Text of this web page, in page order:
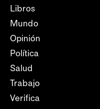
Libros
Mundo
Opinión
Política
Salud
Trabajo
Verifica